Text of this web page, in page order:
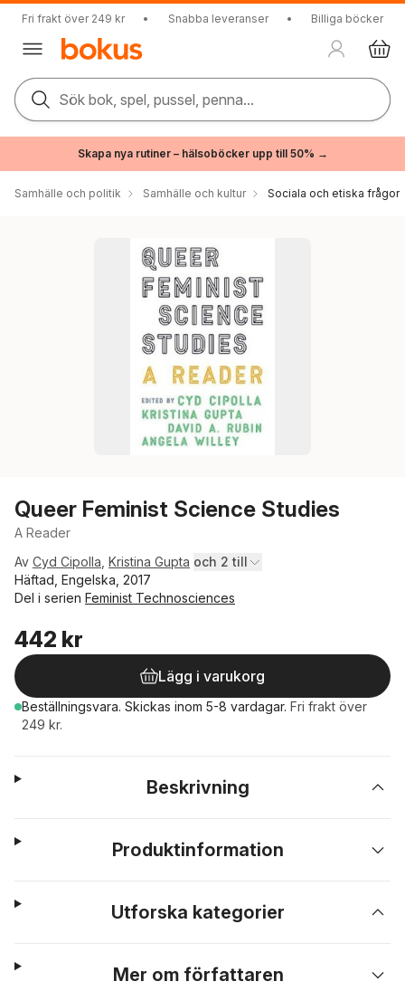
Fri frakt över 249 kr • Snabba leveranser • Billiga böcker
Sök bok, spel, pussel, penna...
Skapa nya rutiner – hälsoböcker upp till 50% →
Samhälle och politik Samhälle och kultur Sociala och etiska frågor
Queer Feminist Science Studies
A Reader
Av Cyd Cipolla Kristina Gupta och 2 till
Häftad, Engelska, 2017
Del i serien Feminist Technosciences
442 kr
Lägg i varukorg
Beställningsvara. Skickas inom 5-8 vardagar. Fri frakt över
249 kr.
Beskrivning
Produktinformation
Utforska kategorier
Mer om författaren